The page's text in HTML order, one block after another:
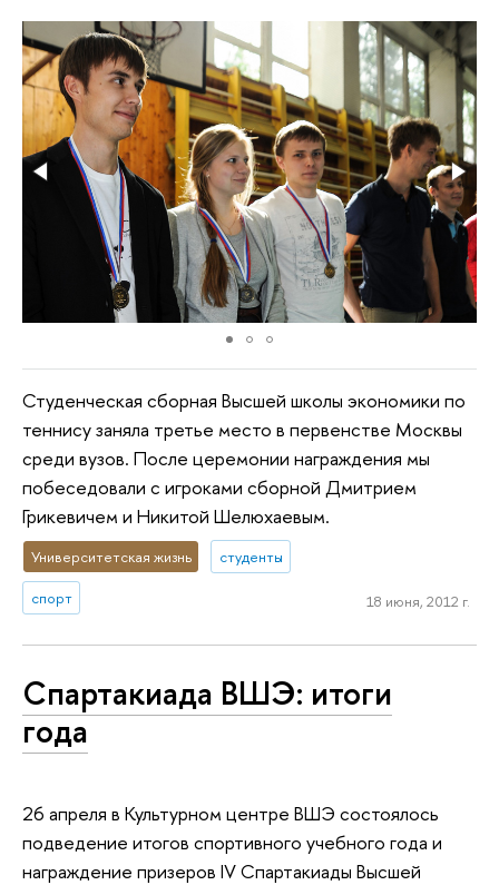
Студенческая сборная Высшей школы экономики по
теннису заняла третье место в первенстве Москвы
среди вузов. После церемонии награждения мы
побеседовали с игроками сборной Дмитрием
Грикевичем и Никитой Шелюхаевым.
Университетская жизнь студенты
спорт 18 июня, 2012 г.
Спартакиада ВШЭ: итоги
года
26 апреля в Культурном центре ВШЭ состоялось
подведение итогов спортивного учебного года и
награждение призеров IV Спартакиады Высшей